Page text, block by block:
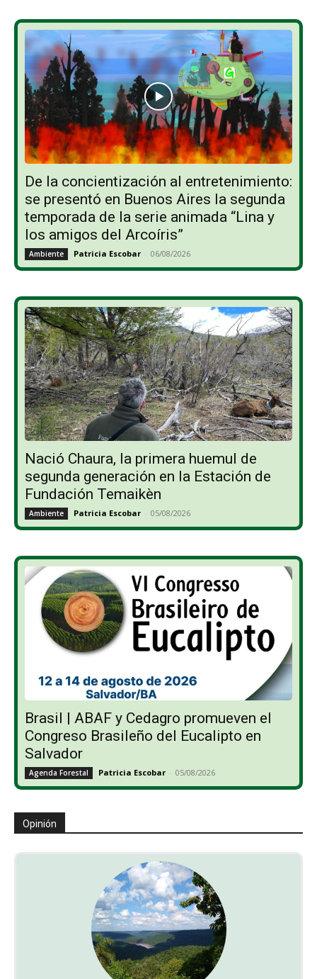
De la concientización al entretenimiento:
se presentó en Buenos Aires la segunda
temporada de la serie animada “Lina y
los amigos del Arcoíris”
Ambiente Patricia Escobar - 06/08/2026
Nació Chaura, la primera huemul de
segunda generación en la Estación de
Fundación Temaikèn
Ambiente Patricia Escobar - 05/08/2026
Brasil | ABAF y Cedagro promueven el
Congreso Brasileño del Eucalipto en
Salvador
Agenda Forestal Patricia Escobar - 05/08/2026
Opinión